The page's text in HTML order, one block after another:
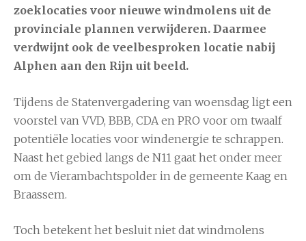
zoeklocaties voor nieuwe windmolens uit de
provinciale plannen verwijderen. Daarmee
verdwijnt ook de veelbesproken locatie nabij
Alphen aan den Rijn uit beeld.
Tijdens de Statenvergadering van woensdag ligt een
voorstel van VVD, BBB, CDA en PRO voor om twaalf
potentiële locaties voor windenergie te schrappen.
Naast het gebied langs de N11 gaat het onder meer
om de Vierambachtspolder in de gemeente Kaag en
Braassem.
Toch betekent het besluit niet dat windmolens